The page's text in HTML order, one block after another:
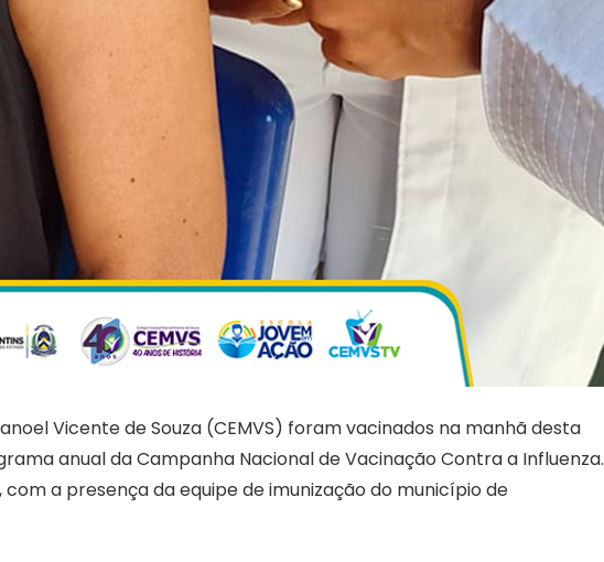
Vicente de Souza (CEMVS) foram vacinados na manhã desta
anual da Campanha Nacional de Vacinação Contra a Influenza.
a presença da equipe de imunização do município de